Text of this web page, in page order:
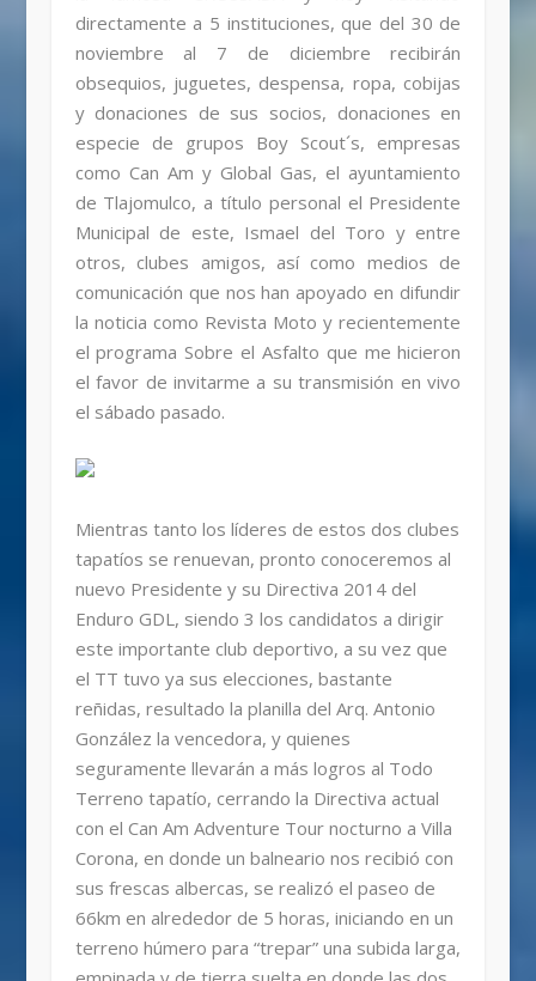
directamente a 5 instituciones, que del 30 de
noviembre al 7 de diciembre recibirán
obsequios, juguetes, despensa, ropa, cobijas
y donaciones de sus socios, donaciones en
especie de grupos Boy Scout´s, empresas
como Can Am y Global Gas, el ayuntamiento
de Tlajomulco, a título personal el Presidente
Municipal de este, Ismael del Toro y entre
otros, clubes amigos, así como medios de
comunicación que nos han apoyado en difundir
la noticia como Revista Moto y recientemente
el programa Sobre el Asfalto que me hicieron
el favor de invitarme a su transmisión en vivo
el sábado pasado.
Mientras tanto los líderes de estos dos clubes
tapatíos se renuevan, pronto conoceremos al
nuevo Presidente y su Directiva 2014 del
Enduro GDL, siendo 3 los candidatos a dirigir
este importante club deportivo, a su vez que
el TT tuvo ya sus elecciones, bastante
reñidas, resultado la planilla del Arq. Antonio
González la vencedora, y quienes
seguramente llevarán a más logros al Todo
Terreno tapatío, cerrando la Directiva actual
con el Can Am Adventure Tour nocturno a Villa
Corona, en donde un balneario nos recibió con
sus frescas albercas, se realizó el paseo de
66km en alrededor de 5 horas, iniciando en un
terreno húmero para “trepar” una subida larga,